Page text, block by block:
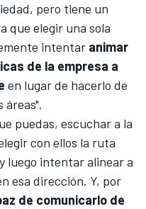
pero tiene un
que elegir una sola
intentar animar
de la empresa a
en lugar de hacerlo de
áreas".
puedas, escuchar a la
con ellos la ruta
luego intentar alinear a
esa dirección. Y, por
de comunicarlo de